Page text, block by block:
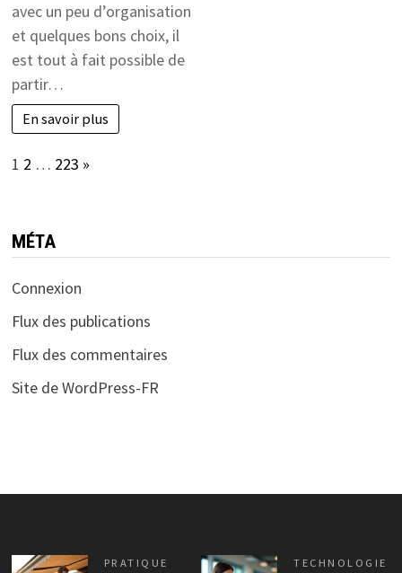
avec un peu d’organisation
et quelques bons choix, il
est tout à fait possible de
partir…
En savoir plus
Page:
1 2 … 223 Next
»
MÉTA
Connexion
Flux des publications
Flux des commentaires
Site de WordPress-FR
PRATIQUE TECHNOLOGIE